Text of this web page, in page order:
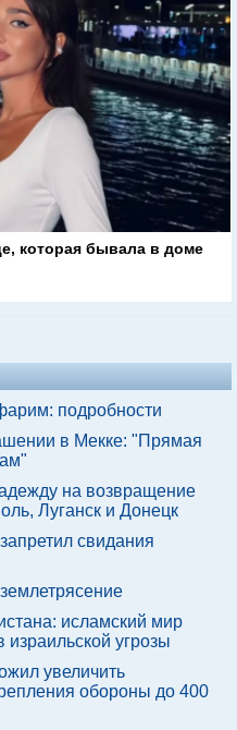
которая бывала в доме
подробности
в Мекке: "Прямая
на возвращение
Луганск и Донецк
свидания
исламский мир
угрозы
увеличить
обороны до 400